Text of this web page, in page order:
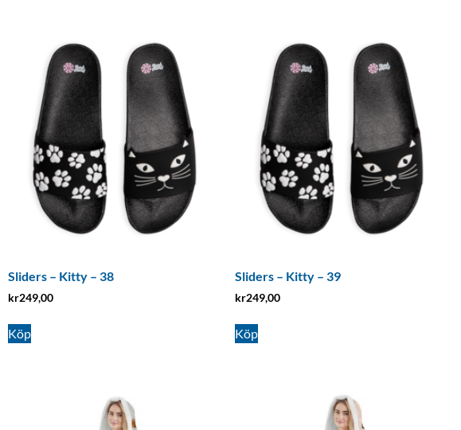
Sliders – Kitty – 38
kr249,00
Köp
Sliders – Kitty – 39
kr249,00
Köp